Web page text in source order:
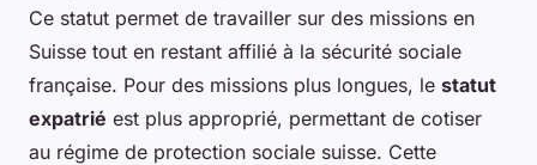
Ce statut permet de travailler sur des missions en
Suisse tout en restant affilié à la sécurité sociale
française. Pour des missions plus longues, le statut
expatrié est plus approprié, permettant de cotiser
au régime de protection sociale suisse. Cette